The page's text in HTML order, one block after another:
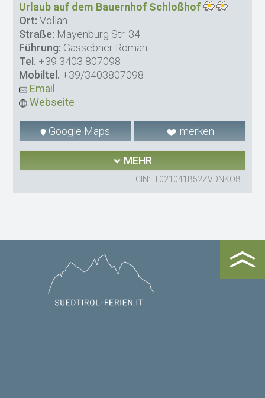
Urlaub auf dem Bauernhof Schloßhof
Ort: Völlan
Straße: Mayenburg Str. 34
Führung: Gassebner Roman
Tel. +39 3403 807098 -
Mobiltel. +39/3403807098
Email
Webseite
Google Maps merken
MEHR
CIN: IT021041B52ZVDNKO8